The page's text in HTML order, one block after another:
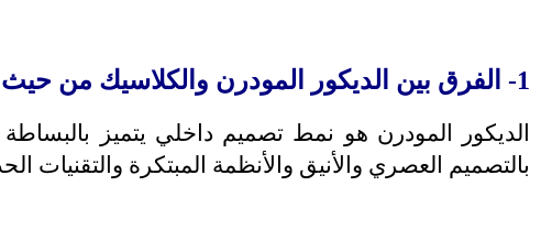
1- الفرق بين الديكور المودرن والكلاسيك من حيث المفهوم
الديكور المودرن هو نمط تصميم داخلي يتميز بالبساطة
بالتصميم العصري والأنيق والأنظمة المبتكرة والتقنيات